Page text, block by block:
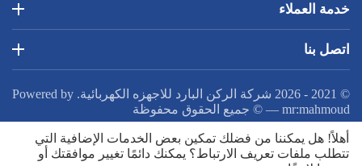
خدمة العملاء
اتصل بنا
© 2021 - 2026 شركة الركن البارد للاجهزه الكهربائية. Powered by
mr:mahmoud
— © جميع الحقوق محفوظة
أهلاً! هل يمكننا من فضلك تمكين بعض الخدمات الإضافية التي
تتطلب ملفات تعريف الارتباط؟ يمكنك دائمًا تغيير موافقتك أو